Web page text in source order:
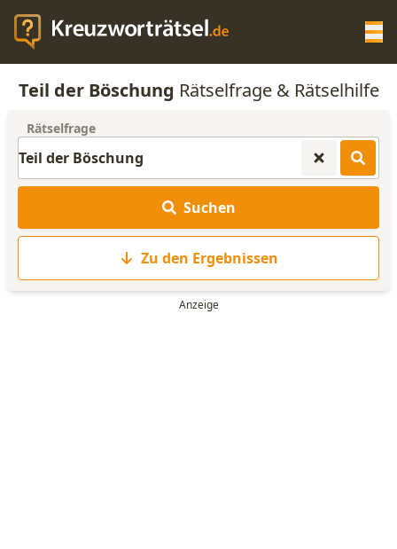
KREUZWORTRÄTSEL-HILFE
ANAGRAMM-GENERATOR
Teil der Böschung Rätselfrage & Rätselhilfe
Rätselfrage
Suchen
Zu den Ergebnissen